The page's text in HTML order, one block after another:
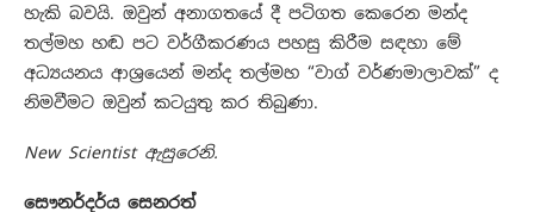
හැකි බවයි. ඔවුන් අනාගතයේ දී පටිගත කෙරෙන මන්ද
තල්මහ හඬ පට වර්ගීකරණය පහසු කිරීම සඳහා මේ
අධ්‍යයනය ආශ්‍රයෙන් මන්ද තල්මහ “වාග් වර්ණමාලාවක්” ද
නිමවීමට ඔවුන් කටයුතු කර තිබුණා.
New Scientist ඇසුරෙනි.
සෞනර්දර්ය සෙනරත්